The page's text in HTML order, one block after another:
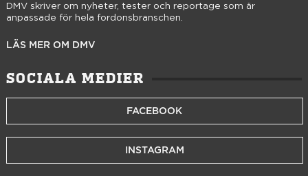
DMV skriver om nyheter, tester och reportage som är
anpassade för hela fordonsbranschen.
LÄS MER OM DMV
SOCIALA MEDIER
FACEBOOK
INSTAGRAM